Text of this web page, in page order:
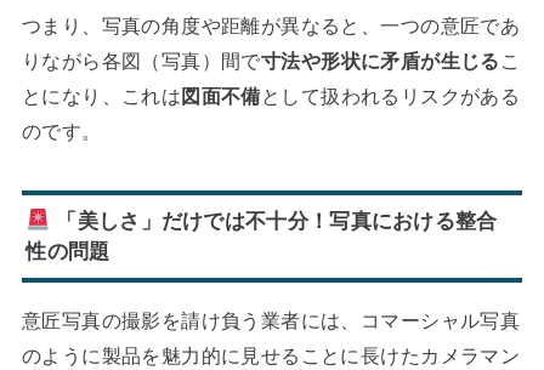
つまり、写真の角度や距離が異なると、一つの意匠であ
りながら各図（写真）間で寸法や形状に矛盾が生じる こ
とになり、これは 図面不備として扱われるリスクがある
のです。
「美しさ」だけでは不十分！写真における整合
性の問題
意匠写真の撮影を請け負う業者には、コマーシャル写真
のように製品を魅力的に見せることに長けたカメラマン